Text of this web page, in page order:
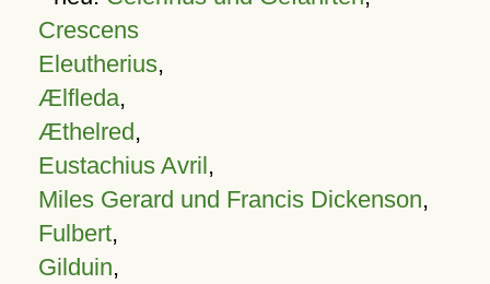
Crescens
Eleutherius,
Ælfleda,
Æthelred,
Eustachius Avril,
Miles Gerard und Francis Dickenson,
Fulbert,
Gilduin,